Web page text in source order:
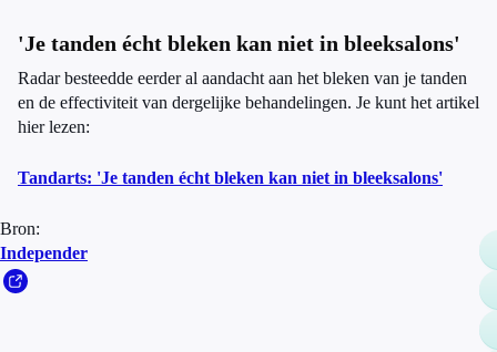
'Je tanden écht bleken kan niet in bleeksalons'
Radar besteedde eerder al aandacht aan het bleken van je tanden
en de effectiviteit van dergelijke behandelingen. Je kunt het artikel
hier lezen:
Tandarts: 'Je tanden écht bleken kan niet in bleeksalons'
Bron:
Independer